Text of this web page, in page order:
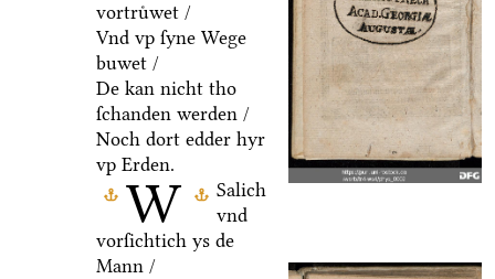
W
vortruͤwet /
Vnd vp ſyne Wege
buwet /
De kan nicht tho
ſchanden werden /
Noch dort edder hyr
vp Erden.
Salich
vnd
vorſichtich ys de
Mann /